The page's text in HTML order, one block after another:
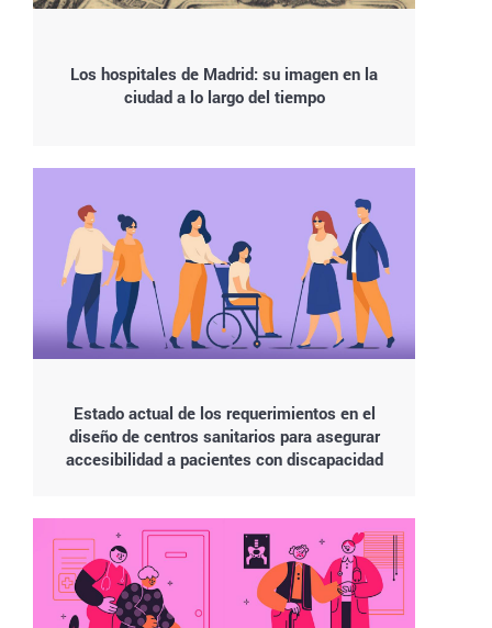
Los hospitales de Madrid: su imagen en la
ciudad a lo largo del tiempo
Estado actual de los requerimientos en el
diseño de centros sanitarios para asegurar
accesibilidad a pacientes con discapacidad